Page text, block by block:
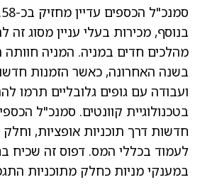
סמנכ"ל הכספים עדיין מחזיק בכ-1.58 מיליון מניות.
בנוסף, מכירות בעלי עניין מסוג זה
מהלכים חדים במניה. המניה
בשנה האחרונה, כאשר הזמנות
ועבודה עם גופים גלובליים תרמו
בטכנולוגיית קוונטים. סמנכ"ל
חדשות דרך תוכניות אופציות, וחלק
לעמוד בכללי המס. דפוס זה
במענקי מניות כחלק מתוכניות